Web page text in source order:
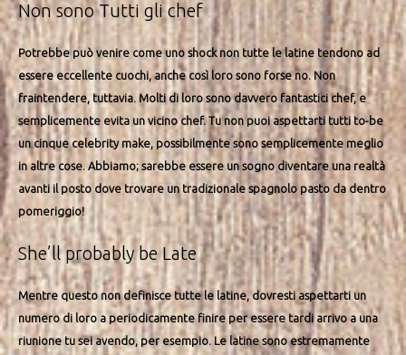
Non sono Tutti gli chef
Potrebbe può venire come uno shock non tutte le latine tendono ad
essere eccellente cuochi, anche così loro sono forse no. Non
fraintendere, tuttavia. Molti di loro sono davvero fantastici chef, e
semplicemente evita un vicino chef. Tu non puoi aspettarti tutti to-be
un cinque celebrity make, possibilmente sono semplicemente meglio
in altre cose. Abbiamo; sarebbe essere un sogno diventare una realtà
avanti il posto dove trovare un tradizionale spagnolo pasto da dentro
pomeriggio!
She’ll probably be Late
Mentre questo non definisce tutte le latine, dovresti aspettarti un
numero di loro a periodicamente finire per essere tardi arrivo a una
riunione tu sei avendo, per esempio. Le latine sono estremamente